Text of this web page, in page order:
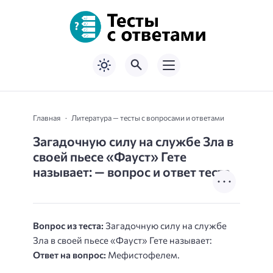
Главная Литература — тесты с вопросами и ответами
Загадочную силу на службе Зла в
своей пьесе «Фауст» Гете
называет: — вопрос и ответ теста
Вопрос из теста: Загадочную силу на службе
Зла в своей пьесе «Фауст» Гете называет:
Ответ на вопрос: Мефистофелем.